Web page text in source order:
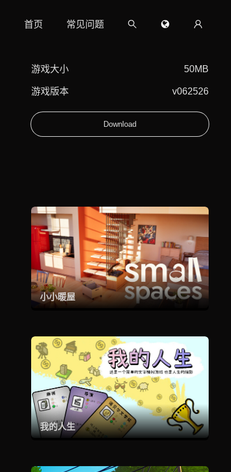
首页 常见问题
游戏大小 50MB
游戏版本 v062526
Download
小小暖屋
我的人生